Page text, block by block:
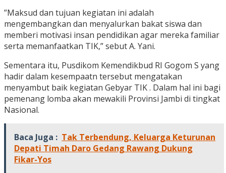
”Maksud dan tujuan kegiatan ini adalah
mengembangkan dan menyalurkan bakat siswa dan
memberi motivasi insan pendidikan agar mereka familiar
serta memanfaatkan TIK,” sebut A. Yani.
Sementara itu, Pusdikom Kemendikbud RI Gogom S yang
hadir dalam kesempaatn tersebut mengatakan
menyambut baik kegiatan Gebyar TIK . Dalam hal ini bagi
pemenang lomba akan mewakili Provinsi Jambi di tingkat
Nasional.
Baca Juga : Tak Terbendung, Keluarga Keturunan
Depati Timah Daro Gedang Rawang Dukung
Fikar-Yos